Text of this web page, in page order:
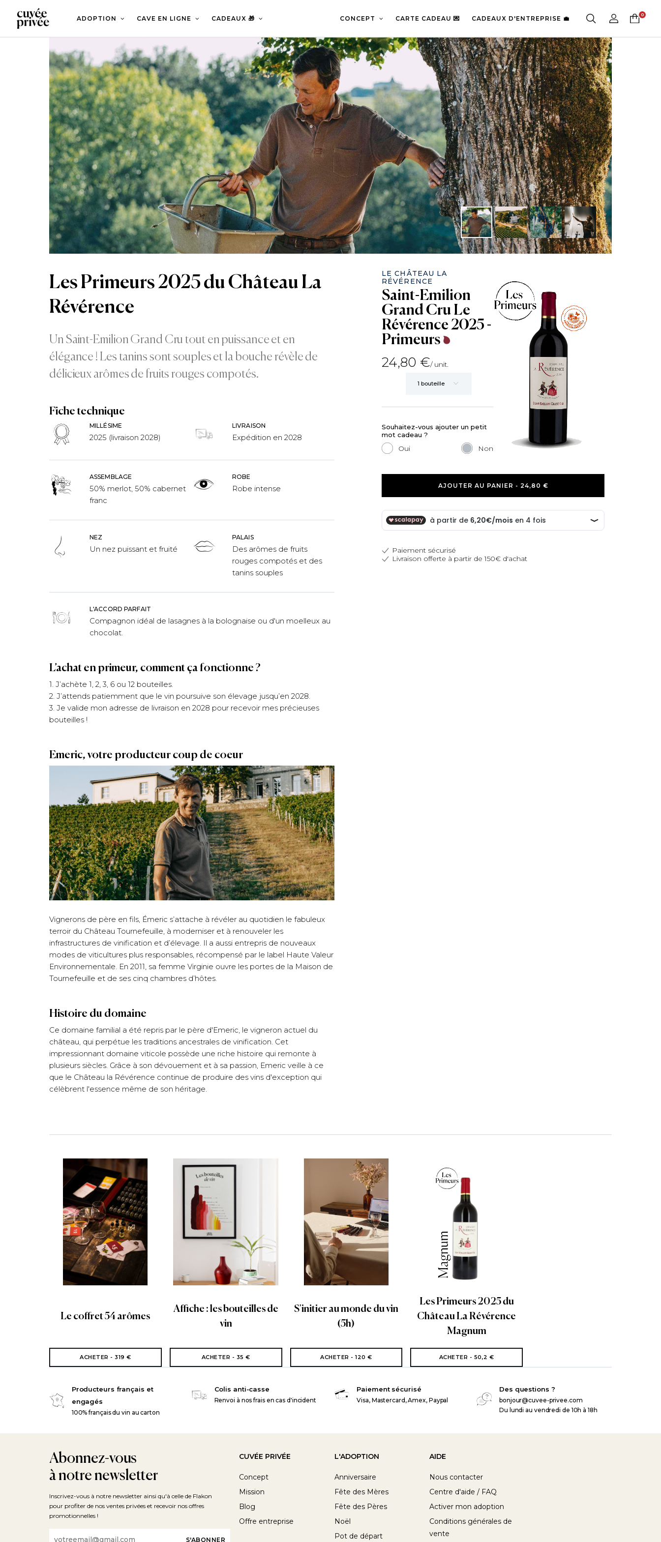
contenu
principal
ADOPTION CAVE EN LIGNE CADEAUX 🎁 CONCEPT CARTE CADEAU 💌 CADEAUX D'ENTREPRISE 💼
Les Primeurs 2025 du Château La
Révérence
Un Saint-Emilion Grand Cru tout en puissance et en
élégance ! Les tanins sont souples et la bouche révèle de
délicieux arômes de fruits rouges compotés.
Fiche technique
MILLÉSIME
2025 (livraison 2028)
LIVRAISON
Expédition en 2028
ASSEMBLAGE
50% merlot, 50% cabernet
franc
ROBE
Robe intense
NEZ
Un nez puissant et fruité
PALAIS
Des arômes de fruits
rouges compotés et des
tanins souples
L'ACCORD PARFAIT
Compagnon idéal de lasagnes à la bolognaise ou d'un moelleux au
chocolat.
L’achat en primeur, comment ça fonctionne ?
1. J’achète 1, 2, 3, 6 ou 12 bouteilles.
2. J’attends patiemment que le vin poursuive son élevage jusqu’en 2028.
3. Je valide mon adresse de livraison en 2028 pour recevoir mes précieuses
bouteilles !
Emeric, votre producteur coup de coeur
Vignerons de père en fils, Émeric s’attache à révéler au quotidien le fabuleux
terroir du Château Tournefeuille, à moderniser et à renouveler les
infrastructures de vinification et d’élevage. Il a aussi entrepris de nouveaux
modes de viticultures plus responsables, récompensé par le label Haute Valeur
Environnementale. En 2011, sa femme Virginie ouvre les portes de la Maison de
Tournefeuille et de ses cinq chambres d’hôtes.
Histoire du domaine
Ce domaine familial a été repris par le père d'Emeric, le vigneron actuel du
château, qui perpétue les traditions ancestrales de vinification. Cet
impressionnant domaine viticole possède une riche histoire qui remonte à
plusieurs siècles. Grâce à son dévouement et à sa passion, Emeric veille à ce
que le Château la Révérence continue de produire des vins d'exception qui
célèbrent l'essence même de son héritage.
LE CHÂTEAU LA
RÉVÉRENCE
Saint-Emilion
Grand Cru Le
Révérence 2025 -
Primeurs
24,80 €/ unit.
Souhaitez-vous ajouter un petit
mot cadeau ?
Oui Non
AJOUTER AU PANIER - 24,80 €
Paiement sécurisé
Livraison offerte à partir de 150€ d'achat
Le coffret 54 arômes
ACHETER - 319 €
Affiche : les bouteilles de
vin
ACHETER - 35 €
S'initier au monde du vin
(5h)
ACHETER - 120 €
Les Primeurs 2025 du
Château La Révérence
Magnum
ACHETER - 50,2 €
Producteurs français et
engagés
100% français du vin au carton
Colis anti-casse
Renvoi à nos frais en cas d'incident
Paiement sécurisé
Visa, Mastercard, Amex, Paypal
Des questions ?
bonjour@cuvee-privee.com
Du lundi au vendredi de 10h à 18h
Abonnez-vous
à notre newsletter
Inscrivez-vous à notre newsletter ainsi qu'à celle de Flakon
pour profiter de nos ventes privées et recevoir nos offres
promotionnelles !
Email
CUVÉE PRIVÉE
Concept
Mission
Blog
Offre entreprise
L'ADOPTION
Anniversaire
Fête des Mères
Fête des Pères
Noël
Pot de départ
AIDE
Nous contacter
Centre d'aide / FAQ
Activer mon adoption
Conditions générales de
vente